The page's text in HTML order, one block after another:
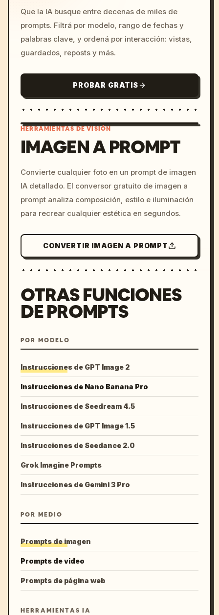
Que la IA busque entre decenas de miles de
prompts. Filtrá por modelo, rango de fechas y
palabras clave, y ordená por interacción: vistas,
guardados, reposts y más.
PROBAR GRATIS
c, cyberpunk sunset, neon
colors, 8k --v 6.0
HERRAMIENTAS DE VISIÓN
IMAGEN A PROMPT
Convierte cualquier foto en un prompt de imagen
IA detallado. El conversor gratuito de imagen a
prompt analiza composición, estilo e iluminación
para recrear cualquier estética en segundos.
CONVERTIR IMAGEN A PROMPT
OTRAS FUNCIONES
DE PROMPTS
POR MODELO
Instrucciones de GPT Image 2
Instrucciones de Nano Banana Pro
Instrucciones de Seedream 4.5
Instrucciones de GPT Image 1.5
Instrucciones de Seedance 2.0
Grok Imagine Prompts
Instrucciones de Gemini 3 Pro
POR MEDIO
Prompts de imagen
Prompts de video
Prompts de página web
HERRAMIENTAS IA